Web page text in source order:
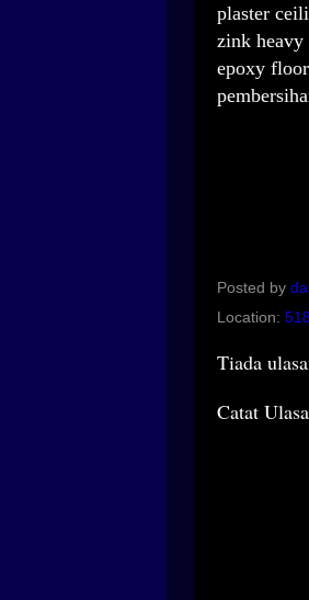
plaster
zink
epoxy
Posted by
Location:
Tiada
Catat